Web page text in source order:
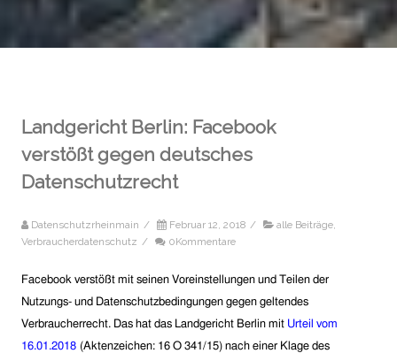
Landgericht Berlin: Facebook
verstößt gegen deutsches
Datenschutzrecht
Datenschutzrheinmain / Februar 12, 2018 / alle Beiträge,
Verbraucherdatenschutz / 0Kommentare
Facebook verstößt mit seinen Voreinstellungen und Teilen der
Nutzungs- und Datenschutzbedingungen gegen geltendes
Verbraucherrecht. Das hat das Landgericht Berlin mit Urteil vom
16.01.2018 (Aktenzeichen: 16 O 341/15) nach einer Klage des